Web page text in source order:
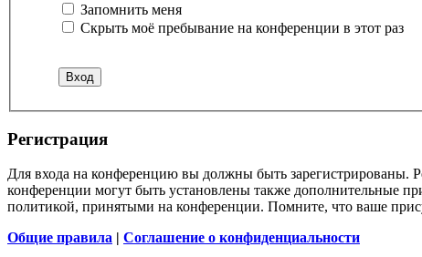
Запомнить меня
Скрыть моё пребывание на конференции в этот раз
Регистрация
Для входа на конференцию вы должны быть зарегистрированы.
конференции могут быть установлены также дополнительные
политикой, принятыми на конференции. Помните, что ваше
Общие правила | Соглашение о конфиденциальности